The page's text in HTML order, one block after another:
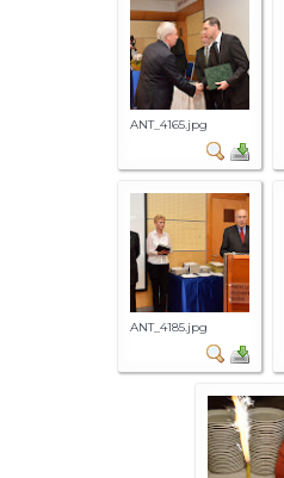
ANT_4165.jpg
ANT_4185.jpg